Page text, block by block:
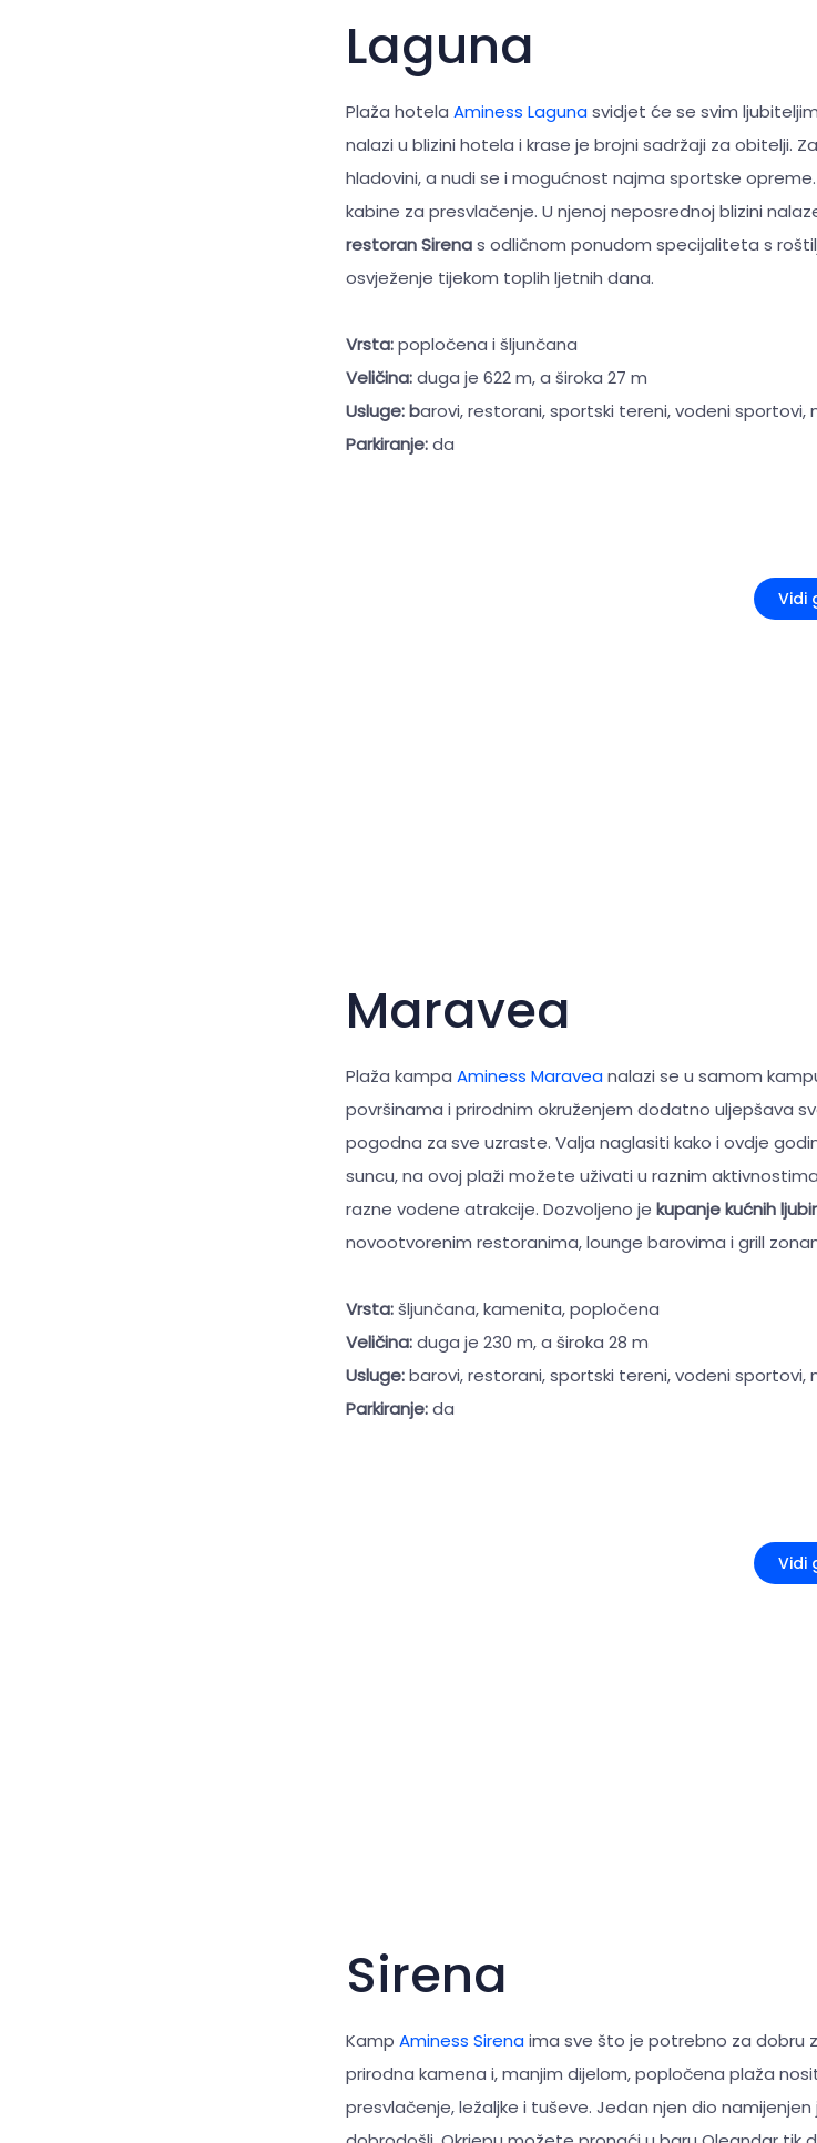
Laguna
Plaža hotela Aminess Lagunasvidjet će se svim
nalazi u blizini hotela i krase je brojni sadržaji za obitelji.
hladovini, a nudi se i mogućnost najma sportske
kabine za presvlačenje. U njenoj neposrednoj blizini
restoran Sirenas odličnom ponudom specijaliteta s
osvježenje tijekom toplih ljetnih dana.
Vrsta:popločena i šljunčana
Veličina:duga je 622 m, a široka 27 m
Usluge: barovi, restorani, sportski tereni, vodeni sportovi,
Parkiranje:da
Vidi
Maravea
Plaža kampa Aminess Maraveanalazi se u samom
površinama i prirodnim okruženjem dodatno uljepšava
pogodna za sve uzraste. Valja naglasiti kako i ovdje
suncu, na ovoj plaži možete uživati u raznim
razne vodene atrakcije. Dozvoljeno je kupanje kućnih
novootvorenim restoranima, lounge barovima i grill
Vrsta:šljunčana, kamenita, popločena
Veličina:duga je 230 m, a široka 28 m
Usluge:barovi, restorani, sportski tereni, vodeni sportovi,
Parkiranje:da
Vidi
Sirena
Kamp Aminess Sirenaima sve što je potrebno za dobru
prirodna kamena i, manjim dijelom, popločena plaža
presvlačenje, ležaljke i tuševe. Jedan njen dio